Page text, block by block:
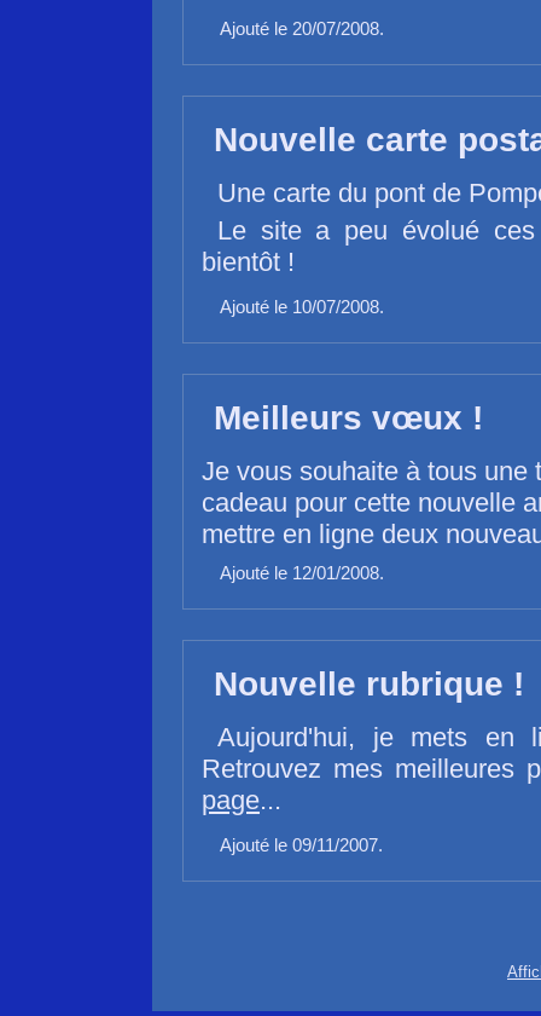
Ajouté le 20/07/2008.
Nouvelle carte
Une carte du pont de
Le site a peu évolué
bientôt !
Ajouté le 10/07/2008.
Meilleurs vœux !
Je vous souhaite à tous une
cadeau pour cette nouvelle
mettre en ligne deux
Ajouté le 12/01/2008.
Nouvelle rubrique !
Aujourd'hui, je mets en
Retrouvez mes meilleures
page...
Ajouté le 09/11/2007.